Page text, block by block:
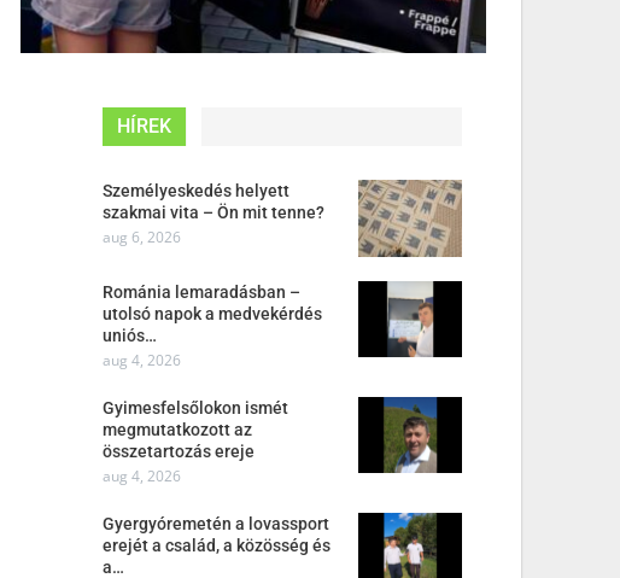
HÍREK
Személyeskedés helyett
szakmai vita – Ön mit tenne?
aug 6, 2026
Románia lemaradásban –
utolsó napok a medvekérdés
uniós…
aug 4, 2026
Gyimesfelsőlokon ismét
megmutatkozott az
összetartozás ereje
aug 4, 2026
Gyergyóremetén a lovassport
erejét a család, a közösség és
a…